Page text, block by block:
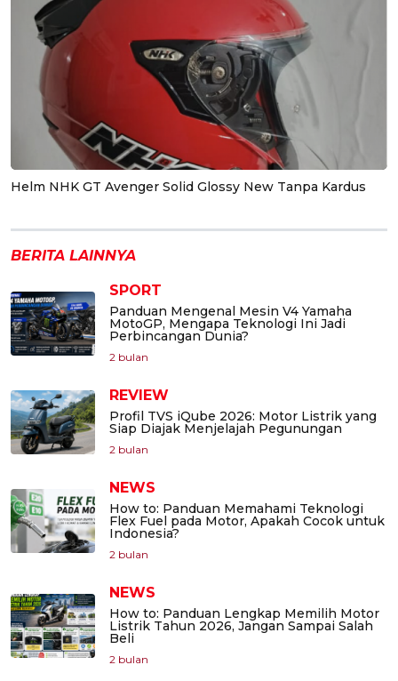
Helm NHK GT Avenger Solid Glossy New Tanpa Kardus
BERITA LAINNYA
SPORT
Panduan Mengenal Mesin V4 Yamaha
MotoGP, Mengapa Teknologi Ini Jadi
Perbincangan Dunia?
2 bulan
REVIEW
Profil TVS iQube 2026: Motor Listrik yang
Siap Diajak Menjelajah Pegunungan
2 bulan
NEWS
How to: Panduan Memahami Teknologi
Flex Fuel pada Motor, Apakah Cocok untuk
Indonesia?
2 bulan
NEWS
How to: Panduan Lengkap Memilih Motor
Listrik Tahun 2026, Jangan Sampai Salah
Beli
2 bulan